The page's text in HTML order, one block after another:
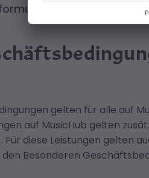
gelten für alle auf
auf MusicHub gelten
diese Leistungen gelten
Besonderen